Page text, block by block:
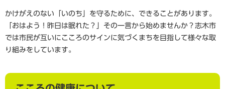
かけがえのない「いのち」を守るために、できることがあります。
「おはよう！昨日は眠れた？」その一言から始めませんか？志木市
では市民が互いにこころのサインに気づくまちを目指して様々な取
り組みをしています。​